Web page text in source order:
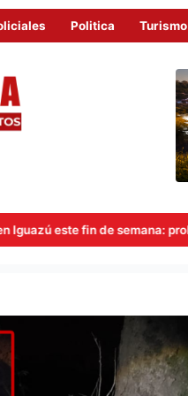
Politica Turismo
y máximas de hasta 26°C